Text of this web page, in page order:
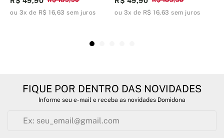
ou 3x de R$ 16,63 sem juros ou 3x de R$ 16,63 sem juros
FIQUE POR DENTRO DAS NOVIDADES
Informe seu e-mail e receba as novidades Domidona